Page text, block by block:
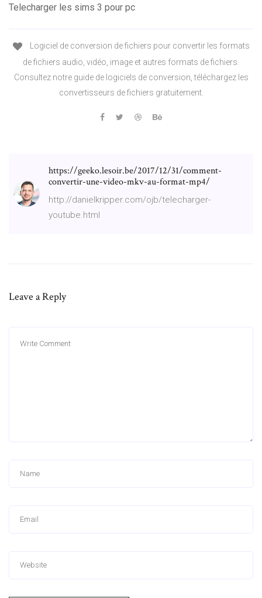
Telecharger les sims 3 pour pc
Logiciel de conversion de fichiers pour convertir les formats
de fichiers audio, vidéo, image et autres formats de fichiers.
Consultez notre guide de logiciels de conversion, téléchargez les
convertisseurs de fichiers gratuitement.
https://geeko.lesoir.be/2017/12/31/comment-
convertir-une-video-mkv-au-format-mp4/
http://danielkripper.com/ojb/telecharger-
youtube.html
Leave a Reply